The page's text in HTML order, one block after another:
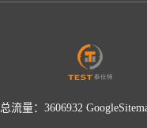
总流量：3606932